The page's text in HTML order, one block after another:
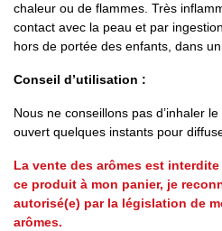
chaleur ou de flammes. Très
contact avec la peau et par
hors de portée des enfants, dans
Conseil d’utilisation :
Nous ne conseillons pas d’inhaler
ouvert quelques instants pour
La vente des arômes est
ce produit à mon panier, je
autorisé(e) par la législation de
arômes.